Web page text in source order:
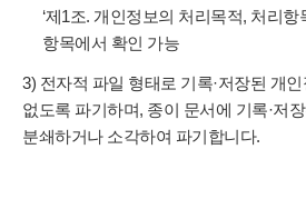
‘제1조. 개인정보의 처리목적, 처리항
항목에서 확인 가능
3) 전자적 파일 형태로 기록·저장된 개
없도록 파기하며, 종이 문서에 기록·저
분쇄하거나 소각하여 파기합니다.